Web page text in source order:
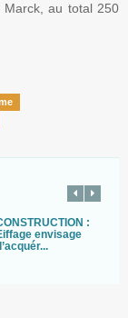
Marck, au total 250
:
envisage